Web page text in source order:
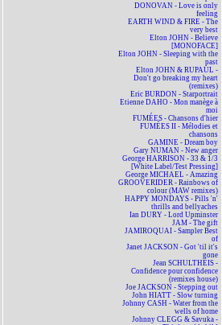
DONOVAN - Love is only
feeling
EARTH WIND & FIRE - The
very best
Elton JOHN - Believe
[MONOFACE]
Elton JOHN - Sleeping with the
past
Elton JOHN & RUPAUL -
Don't go breaking my heart
(remixes)
Eric BURDON - Starportrait
Etienne DAHO - Mon manège à
moi
FUMÉES - Chansons d'hier
FUMÉES II - Mélodies et
chansons
GAMINE - Dream boy
Gary NUMAN - New anger
George HARRISON - 33 & 1/3
[White Label/Test Pressing]
George MICHAEL - Amazing
GROOVERIDER - Rainbows of
colour (MAW remixes)
HAPPY MONDAYS - Pills 'n'
thrills and bellyaches
Ian DURY - Lord Upminster
JAM - The gift
JAMIROQUAI - Sampler Best
of
Janet JACKSON - Got 'til it's
gone
Jean SCHULTHEIS -
Confidence pour confidence
(remixes house)
Joe JACKSON - Stepping out
John HIATT - Slow turning
Johnny CASH - Water from the
wells of home
Johnny CLEGG & Savuka -